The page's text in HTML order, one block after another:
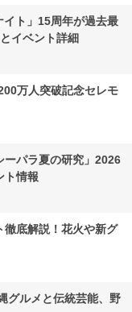
ト」15周年が過去最
イベント詳細
万人突破記念セレモ
ーパラ夏の研究」2026
ト情報
徹底解説！花火や新グ
グルメと伝統芸能、野